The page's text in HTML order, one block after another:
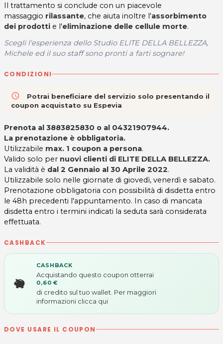
Il trattamento si conclude con un piacevole
massaggio rilassante, che aiuta inoltre l'assorbimento
dei prodotti e l'eliminazione delle cellule morte.
Scegli l'esperienza dello Studio ELITE DELLA BELLEZZA,
Michele ed il suo staff sono pronti a farti sognare!
CONDIZIONI
access_time
Potrai beneficiare del servizio solo presentando il
coupon acquistato su Espevia
Prenota al 3883825830 o al 04321907944.
La prenotazione è obbligatoria.
Utilizzabile max. 1 coupon a persona.
Valido solo per nuovi clienti di ELITE DELLA BELLEZZA.
La validità è dal 2 Gennaio al 30 Aprile 2022.
Utilizzabile solo nelle giornate di giovedì, venerdì e sabato.
Prenotazione obbligatoria con possibilità di disdetta entro
le 48h precedenti l'appuntamento. In caso di mancata
disdetta entro i termini indicati la seduta sarà considerata
effettuata.
CASHBACK
CASHBACK
Acquistando questo coupon otterrai
0,60 €
di credito sul tuo wallet. Per maggiori
informazioni clicca qui
DOVE USARE IL COUPON